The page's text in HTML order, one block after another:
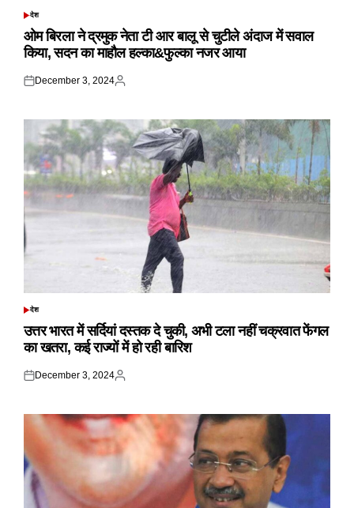
POSTED
देश
ओम बिरला ने द्रमुक नेता टी आर बालू से चुटीले अंदाज में सवाल
किया, सदन का माहौल हल्का&फुल्का नजर आया
Posted
December 3, 2024
Posted
POSTED
देश
उत्तर भारत में सर्दियां दस्तक दे चुकी, अभी टला नहीं चक्रवात फेंगल
का खतरा, कई राज्यों में हो रही बारिश
Posted
December 3, 2024
Posted